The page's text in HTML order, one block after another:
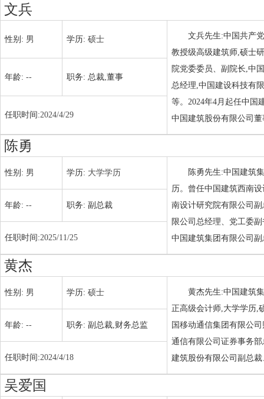
文兵
性别: 男 学历: 硕士
文兵先生:中国共产
教授级高级建筑师,硕士
院党委委员、副院长,中
总经理,中国建设科技有
等。2024年4月起任中国
中国建筑股份有限公司
年龄: -- 职务: 总裁,董事
任职时间:2024/4/29
陈勇
性别: 男 学历: 大学学历
陈勇先生:中国建筑
历。曾任中国建筑西南
南设计研究院有限公司
限公司总经理、党工委
中国建筑集团有限公司
年龄: -- 职务: 副总裁
任职时间:2025/11/25
黄杰
性别: 男 学历: 硕士
黄杰先生:中国建筑
正高级会计师,大学学历,
国移动通信集团有限公
通信有限公司证券事务
建筑股份有限公司副总
年龄: -- 职务: 副总裁,财务总监
任职时间:2024/4/18
吴爱国